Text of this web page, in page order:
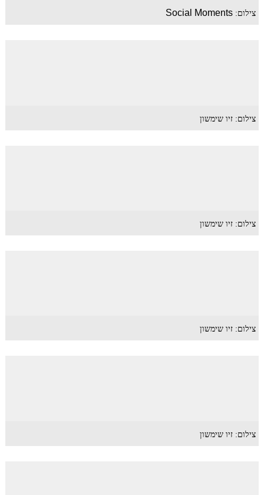
צילום: Social Moments
צילום: זיו שימשון
צילום: זיו שימשון
צילום: זיו שימשון
צילום: זיו שימשון